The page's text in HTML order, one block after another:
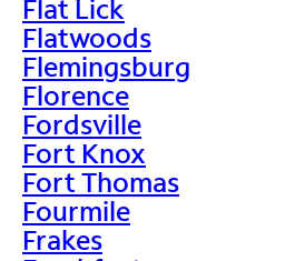
Flat Lick
Flatwoods
Flemingsburg
Florence
Fordsville
Fort Knox
Fort Thomas
Fourmile
Frakes